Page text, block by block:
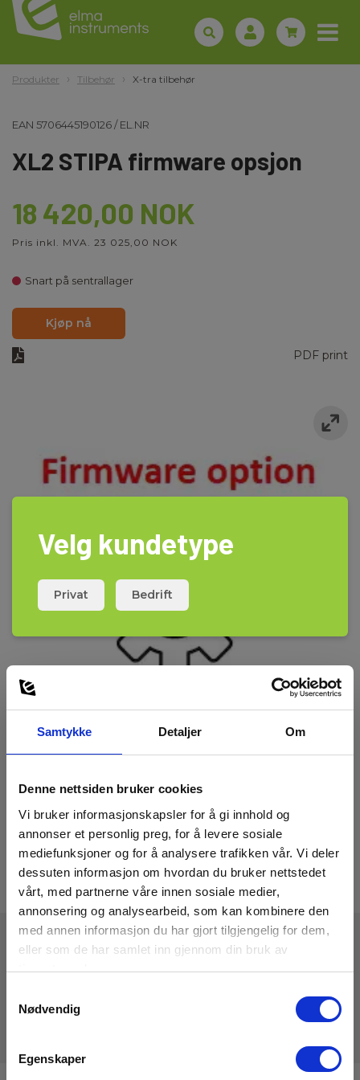
Samtykke Detaljer Om
Denne nettsiden bruker cookies
Vi bruker informasjonskapsler for å gi innhold og
annonser et personlig preg, for å levere sosiale
mediefunksjoner og for å analysere trafikken vår. Vi deler
dessuten informasjon om hvordan du bruker nettstedet
vårt, med partnerne våre innen sosiale medier,
annonsering og analysearbeid, som kan kombinere den
med annen informasjon du har gjort tilgjengelig for dem,
eller som de har samlet inn gjennom din bruk av
tjenestene deres.
Nødvendig
Egenskaper
Produkter Tilbehør X-tra tilbehør
EAN 5706445190126/EL.NR
XL2 STIPA firmware opsjon
18 420,00 NOK
Pris inkl. MVA. 23 025,00 NOK
Snart på sentrallager
Kjøp nå
PDF print
Tekniske Data
Velg kundetype
Privat Bedrift